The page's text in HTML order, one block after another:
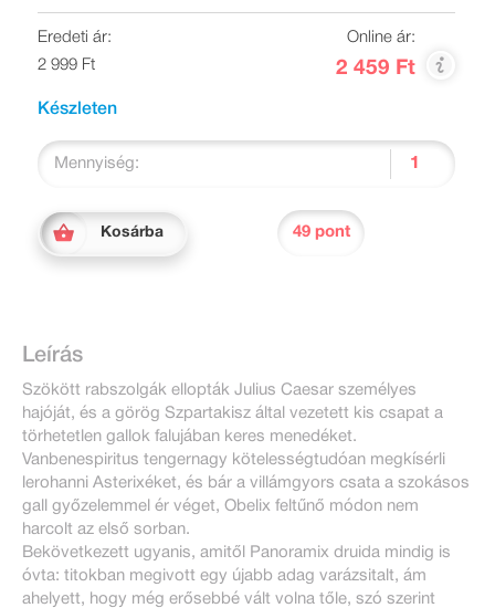
Eredeti ár:
2 999 Ft
Online ár:
2 459 Ft
Készleten
Mennyiség:
Kosárba 49 pont
Leírás
Szökött rabszolgák ellopták Julius Caesar személyes
hajóját, és a görög Szpartakisz által vezetett kis csapat a
törhetetlen gallok falujában keres menedéket.
Vanbenespiritus tengernagy kötelességtudóan megkísérli
lerohanni Asterixéket, és bár a villámgyors csata a szokásos
gall győzelemmel ér véget, Obelix feltűnő módon nem
harcolt az első sorban.
Bekövetkezett ugyanis, amitől Panoramix druida mindig is
óvta: titokban megivott egy újabb adag varázsitalt, ám
ahelyett, hogy még erősebbé vált volna tőle, szó szerint